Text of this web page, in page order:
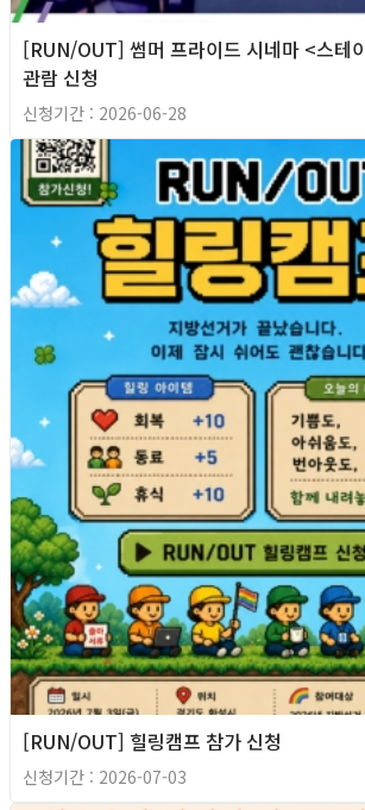
[RUN/OUT] 썸머 프라이드 시네마 <스테
관람 신청
신청기간 : 2026-06-28
[RUN/OUT] 힐링캠프 참가 신청
신청기간 : 2026-07-03